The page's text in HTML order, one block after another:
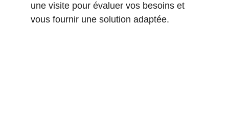
une visite pour évaluer vos besoins et
vous fournir une solution adaptée.